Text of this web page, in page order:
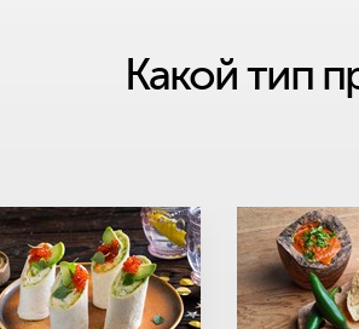
Какой тип